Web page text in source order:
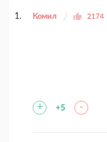
Комил 2174
+ +5 -